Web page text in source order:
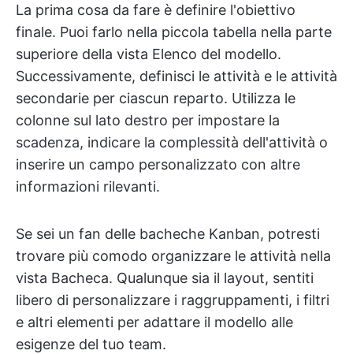
La prima cosa da fare è definire l'obiettivo
finale. Puoi farlo nella piccola tabella nella parte
superiore della vista Elenco del modello.
Successivamente, definisci le attività e le attività
secondarie per ciascun reparto. Utilizza le
colonne sul lato destro per impostare la
scadenza, indicare la complessità dell'attività o
inserire un campo personalizzato con altre
informazioni rilevanti.
Se sei un fan delle bacheche Kanban, potresti
trovare più comodo organizzare le attività nella
vista Bacheca. Qualunque sia il layout, sentiti
libero di personalizzare i raggruppamenti, i filtri
e altri elementi per adattare il modello alle
esigenze del tuo team.